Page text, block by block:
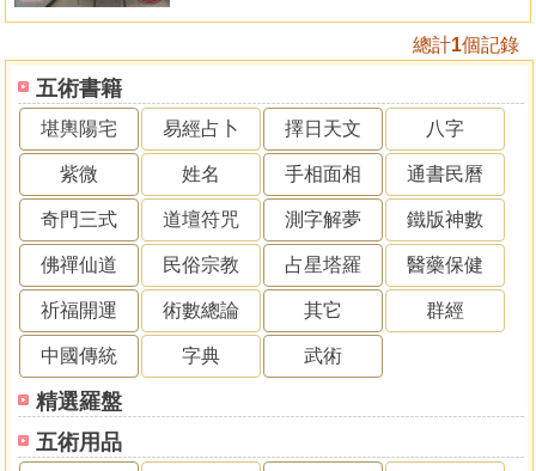
五術書籍
堪輿陽宅 易經占卜 擇日天文 八字
紫微 姓名 手相面相 通書民曆
奇門三式 道壇符咒 測字解夢 鐵版神數
佛禪仙道 民俗宗教 占星塔羅 醫藥保健
祈福開運 術數總論 其它 群經
中國傳統 字典 武術
精選羅盤
五術用品
總計1個記錄